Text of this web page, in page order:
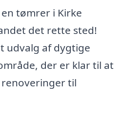
tømrer i Kirke
det rette sted!
udvalg af dygtige
der er klar til at
til